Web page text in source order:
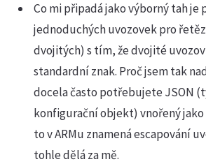
Co mi připadá jako výborný tah je
jednoduchých uvozovek pro
dvojitých) s tím, že dvojité
standardní znak. Proč jsem tak
docela často potřebujete JSON
konfigurační objekt) vnořený
to v ARMu znamená escapování
tohle dělá za mě.